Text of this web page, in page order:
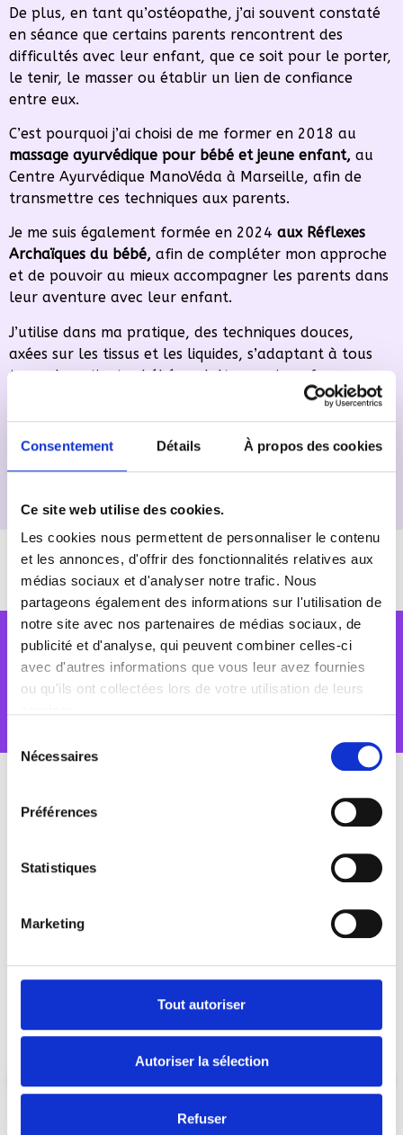
Consentement Détails À propos des cookies
Ce site web utilise des cookies.
Les cookies nous permettent de personnaliser le contenu
et les annonces, d'offrir des fonctionnalités relatives aux
médias sociaux et d'analyser notre trafic. Nous
partageons également des informations sur l'utilisation de
notre site avec nos partenaires de médias sociaux, de
publicité et d'analyse, qui peuvent combiner celles-ci
avec d'autres informations que vous leur avez fournies
ou qu'ils ont collectées lors de votre utilisation de leurs
Nécessaires
Préférences
Statistiques
Marketing
Tout autoriser
Autoriser la sélection
Refuser
De plus, en tant qu’ostéopathe, j’ai souvent constaté
en séance que certains parents rencontrent des
difficultés avec leur enfant, que ce soit pour le porter,
le tenir, le masser ou établir un lien de confiance
entre eux.
C’est pourquoi j’ai choisi de me former en 2018 au
massage ayurvédique pour bébé et jeune enfant, au
Centre Ayurvédique ManoVéda à Marseille, afin de
transmettre ces techniques aux parents.
Je me suis également formée en 2024 aux Réflexes
Archaïques du bébé, afin de compléter mon approche
et de pouvoir au mieux accompagner les parents dans
leur aventure avec leur enfant.
J’utilise dans ma pratique, des techniques douces,
axées sur les tissus et les liquides, s’adaptant à tous
types de patients : bébés, adultes, seniors, femmes
enceintes ou personnes en situation de handicap.
vrai dialogue avec chaque patient est essentiel. C’est
ce qui rend chaque consultation unique et plus
Ce sont mes
patients qui en
5.0
évaluez-nous sur
l’année dernière
l'écoute du patient-prise en charge globale
tenant compte de tous les paramètres-pratique
manuelle très douce-temps consacré tout à fait